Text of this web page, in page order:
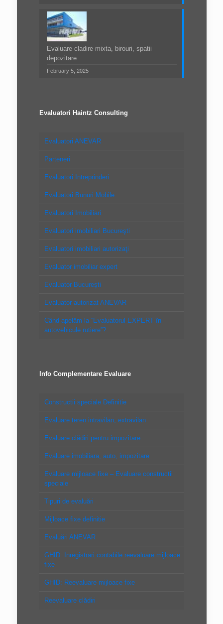
Evaluare cladire mixta, birouri, spatii
depozitare
February 5, 2025
Evaluatori Haintz Consulting
Evaluatori ANEVAR
Parteneri
Evaluatori Intreprinderi
Evaluatori Bunuri Mobile
Evaluatori Imobiliari
Evaluatori imobiliari Bucureşti
Evaluatori imobiliari autorizaţi
Evaluator imobiliar expert
Evaluator Bucureşti
Evaluator autorizat ANEVAR
Când apelăm la “Evaluatorul EXPERT în
autovehicule rutiere”?
Info Complementare Evaluare
Constructii speciale Definitie
Evaluare teren intravilan, extravilan
Evaluare clădiri pentru impozitare
Evaluare imobiliara, auto, impozitare
Evaluare mijloace fixe – Evaluare constructii
speciale
Tipuri de evaluări
Mijloace fixe definitie
Evaluări ANEVAR
GHID: Inregistrari contabile reevaluare mijloace
fixe
GHID: Reevaluare mijloace fixe
Reevaluare clădiri